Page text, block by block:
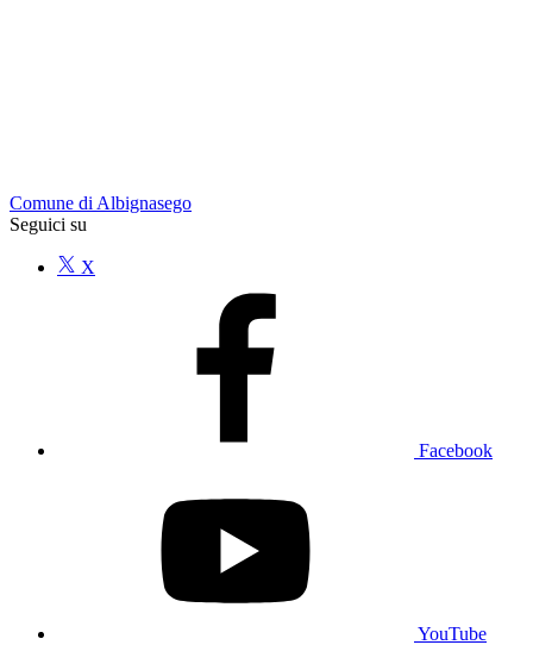
Comune di Albignasego
Seguici su
X
Facebook
YouTube